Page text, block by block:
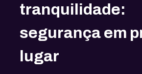
tranquilidade:
segurança em
lugar